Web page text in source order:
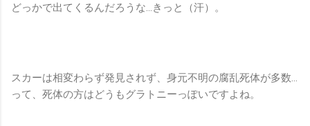
どっかで出てくるんだろうな…きっと（汗）。
スカーは相変わらず発見されず、身元不明の腐乱死体が多数…
って、死体の方はどうもグラトニーっぽいですよね。